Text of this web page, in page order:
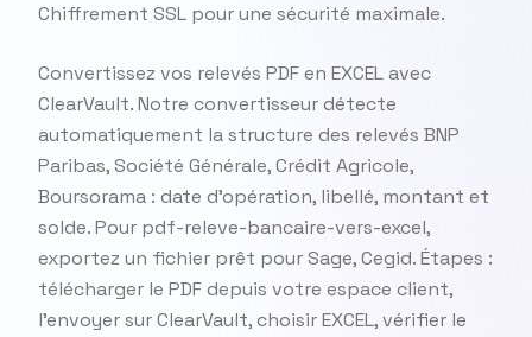
Chiffrement SSL pour une sécurité maximale.
Convertissez vos relevés PDF en EXCEL avec
ClearVault. Notre convertisseur détecte
automatiquement la structure des relevés BNP
Paribas, Société Générale, Crédit Agricole,
Boursorama : date d'opération, libellé, montant et
solde. Pour pdf-releve-bancaire-vers-excel,
exportez un fichier prêt pour Sage, Cegid. Étapes :
télécharger le PDF depuis votre espace client,
l'envoyer sur ClearVault, choisir EXCEL, vérifier le